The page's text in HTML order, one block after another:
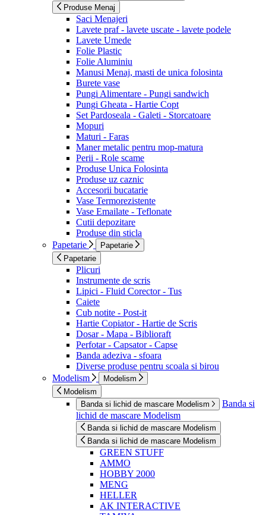
Produse Menaj
Saci Menajeri
Lavete praf - lavete uscate - lavete podele
Lavete Umede
Folie Plastic
Folie Aluminiu
Manusi Menaj, masti de unica folosinta
Burete vase
Pungi Alimentare - Pungi sandwich
Pungi Gheata - Hartie Copt
Set Pardoseala - Galeti - Storcatoare
Mopuri
Maturi - Faras
Maner metalic pentru mop-matura
Perii - Role scame
Produse Unica Folosinta
Produse uz caznic
Accesorii bucatarie
Vase Termorezistente
Vase Emailate - Teflonate
Cutii depozitare
Produse din sticla
Papetarie
Papetarie
Papetarie
Plicuri
Instrumente de scris
Lipici - Fluid Corector - Tus
Caiete
Cub notite - Post-it
Hartie Copiator - Hartie de Scris
Dosar - Mapa - Biblioraft
Perfotar - Capsator - Capse
Banda adeziva - sfoara
Diverse produse pentru scoala si birou
Modelism
Modelism
Modelism
Banda si lichid de mascare Modelism
Banda si
lichid de mascare Modelism
Banda si lichid de mascare Modelism
Banda si lichid de mascare Modelism
GREEN STUFF
AMMO
HOBBY 2000
MENG
HELLER
AK INTERACTIVE